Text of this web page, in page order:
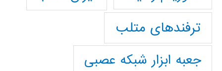
ترفندهای متلب
جعبه ابزار شبکه عصبی